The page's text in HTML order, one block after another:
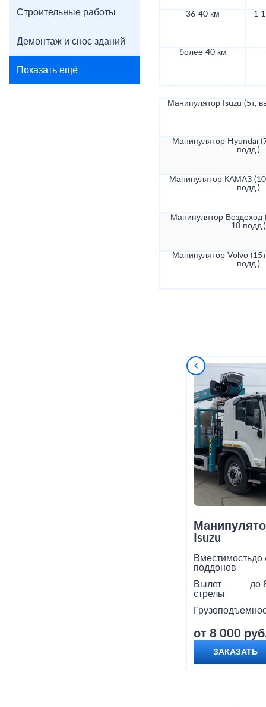
Строительные работы
Демонтаж и снос зданий
Показать ещё
36-40 км 1
более 40 км
Манипулятор Isuzu (5т,
Манипулятор Hyundai
подд.)
Манипулятор КАМАЗ
подд.)
Манипулятор Вездеход
10 подд.)
Манипулятор Volvo
подд.)
Isuzu
Вместимость
поддонов
до
Вылет
стрелы
до
от 8 000
ЗАКАЗАТЬ